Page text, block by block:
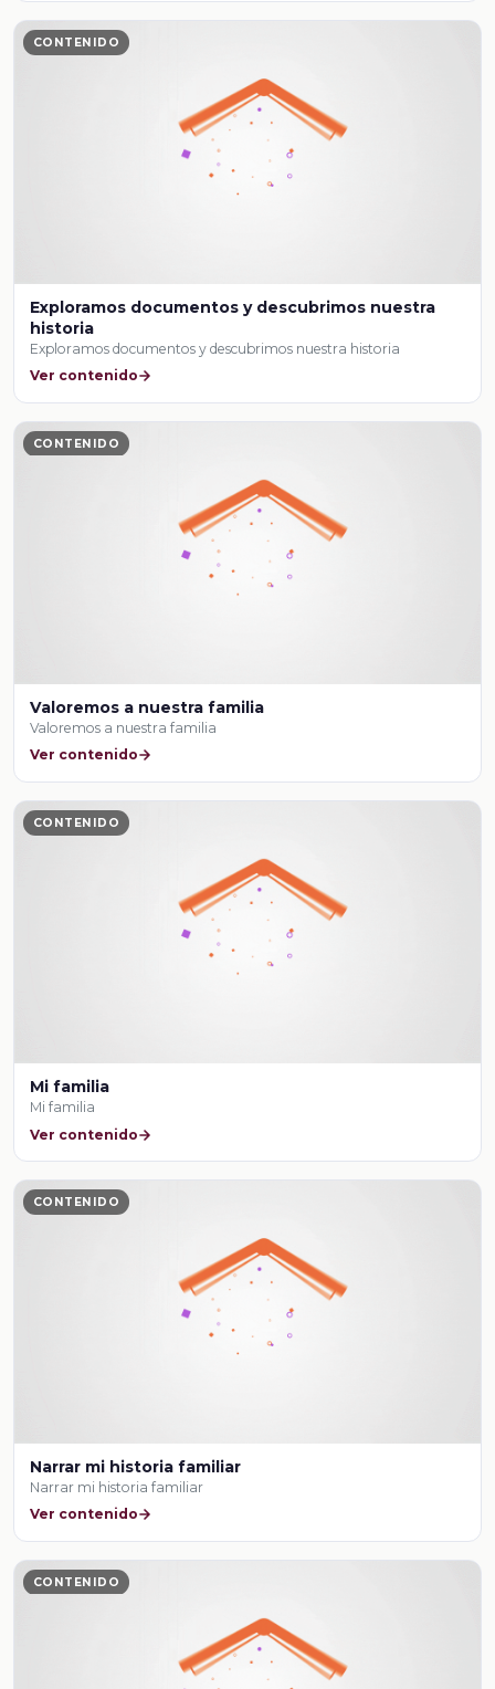
CONTENIDO
Exploramos documentos y descubrimos nuestra
historia
Exploramos documentos y descubrimos nuestra historia
Ver contenido
CONTENIDO
Valoremos a nuestra familia
Valoremos a nuestra familia
Ver contenido
CONTENIDO
Mi familia
Mi familia
Ver contenido
CONTENIDO
Narrar mi historia familiar
Narrar mi historia familiar
Ver contenido
CONTENIDO